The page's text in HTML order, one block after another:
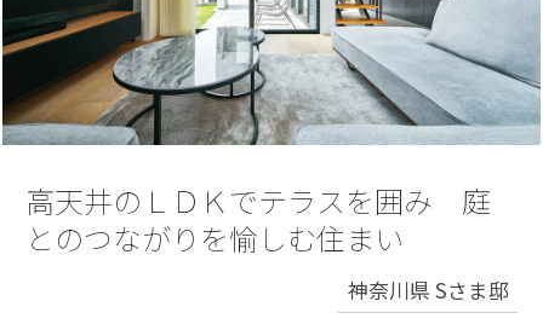
住まいづくりガイド
買う
分譲住宅（建売・土地）検索
中古住宅検索
土地活用実例
法人のお客さま
社宅建築
医療・介護・子育て・障がい福祉施設
リフォーム事例
事業用
事業用リノベーション
ホテル・旅館リフォーム
再開発・官民連携事業
分譲マンション開発事業
収益不動産・投資開発事業
建築再生事業
事業用売買
住まいるりんぐ（ロングサポート）
保証制度
アフターメンテナンス
ミサワリフォーム
企業・IR
ニュース
ミサワホームグループ
展示場・ イベント情報
カタログ請求
住まいのご相談
高天井のＬＤＫでテラスを囲み 庭
とのつながりを愉しむ住まい
神奈川県 Sさま邸